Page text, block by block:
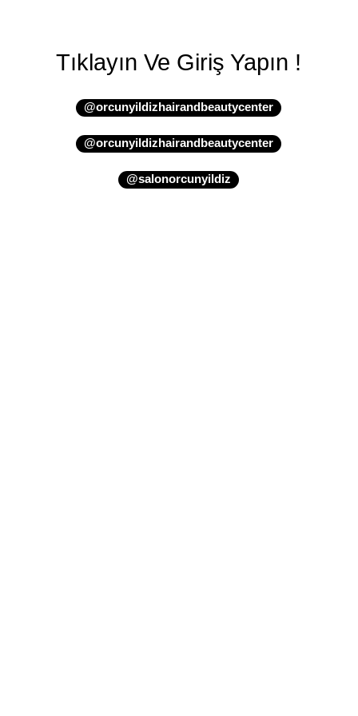
Tıklayın Ve Giriş Yapın !
@orcunyildizhairandbeautycenter
@orcunyildizhairandbeautycenter
@salonorcunyildiz